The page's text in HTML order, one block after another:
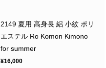
2149 夏用 高身長 絽 小紋 ポリ
エステル Ro Komon Kimono
for summer
¥16,000